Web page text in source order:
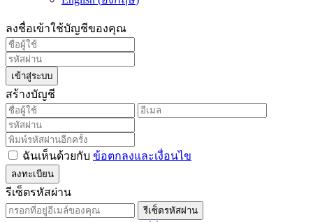
ลงชื่อเข้าใช้บัญชีของคุณ
เข้าสู่ระบบ
สร้างบัญชี
ฉันเห็นด้วยกับ ข้อตกลงและเงื่อนไข
ลงทะเบียน
รีเซ็ตรหัสผ่าน
รีเซ็ตรหัสผ่าน